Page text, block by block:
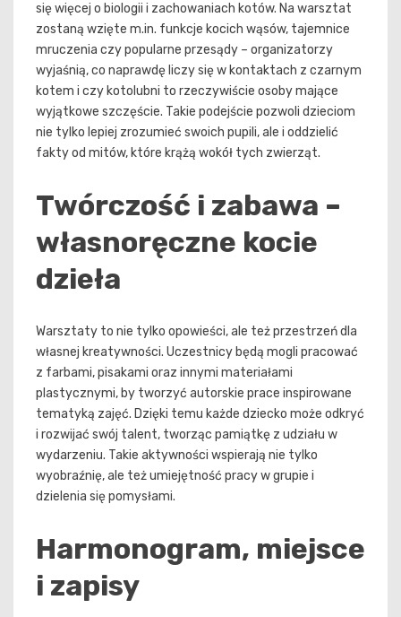
się więcej o biologii i zachowaniach kotów. Na warsztat
zostaną wzięte m.in. funkcje kocich wąsów, tajemnice
mruczenia czy popularne przesądy – organizatorzy
wyjaśnią, co naprawdę liczy się w kontaktach z czarnym
kotem i czy kotolubni to rzeczywiście osoby mające
wyjątkowe szczęście. Takie podejście pozwoli dzieciom
nie tylko lepiej zrozumieć swoich pupili, ale i oddzielić
fakty od mitów, które krążą wokół tych zwierząt.
Twórczość i zabawa –
własnoręczne kocie
dzieła
Warsztaty to nie tylko opowieści, ale też przestrzeń dla
własnej kreatywności. Uczestnicy będą mogli pracować
z farbami, pisakami oraz innymi materiałami
plastycznymi, by tworzyć autorskie prace inspirowane
tematyką zajęć. Dzięki temu każde dziecko może odkryć
i rozwijać swój talent, tworząc pamiątkę z udziału w
wydarzeniu. Takie aktywności wspierają nie tylko
wyobraźnię, ale też umiejętność pracy w grupie i
dzielenia się pomysłami.
Harmonogram, miejsce
i zapisy